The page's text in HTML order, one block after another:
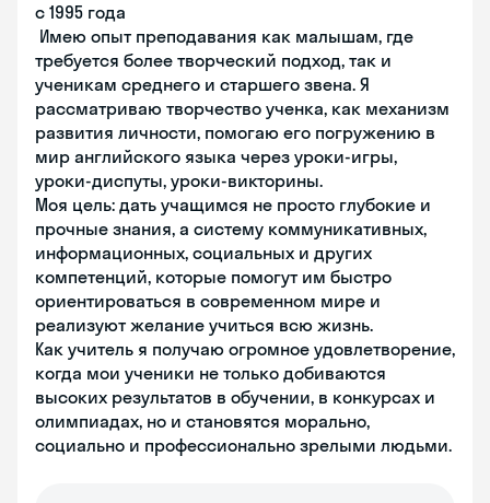
с 1995 года
Имею опыт преподавания как малышам, где
требуется более творческий подход, так и
ученикам среднего и старшего звена. Я
рассматриваю творчество ученка, как механизм
развития личности, помогаю его погружению в
мир английского языка через уроки-игры,
уроки-диспуты, уроки-викторины.
Моя цель: дать учащимся не просто глубокие и
прочные знания, а систему коммуникативных,
информационных, социальных и других
компетенций, которые помогут им быстро
ориентироваться в современном мире и
реализуют желание учиться всю жизнь.
Как учитель я получаю огромное удовлетворение,
когда мои ученики не только добиваются
высоких результатов в обучении, в конкурсах и
олимпиадах, но и становятся морально,
социально и профессионально зрелыми людьми.